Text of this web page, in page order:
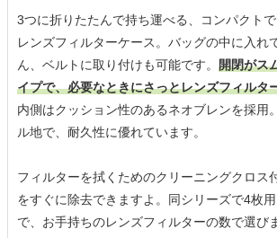
3つに折りたたんで持ち運べる、コンパクト
レンズフィルターケース。バッグの中に入れ
ん、ベルトに取り付けも可能です。 開閉がス
イプで、必要なときにさっとレンズフィルタ
内側はクッション性のあるネオブレンを採用
ル地で、耐久性に優れています。
フィルターを拭くためのクリーニングクロス
をすぐに除去できますよ。同シリーズで4枚
で、お手持ちのレンズフィルターの数で選び